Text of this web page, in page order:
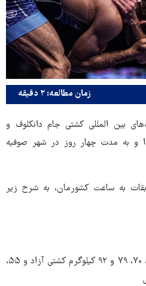
زمان مطالعه: ۲ دقیقه
بین المللی کشتی جام دانکلوف و
و به مدت چهار روز در شهر صوفیه
به ساعت کشورمان، به شرح زیر
ساعت ۱۸:۳۰: وزن کشی اوزان ۶۱، ۷۰، ۷۹ و ۹۲ کیلوگرم کشتی آزاد و ۵۵،